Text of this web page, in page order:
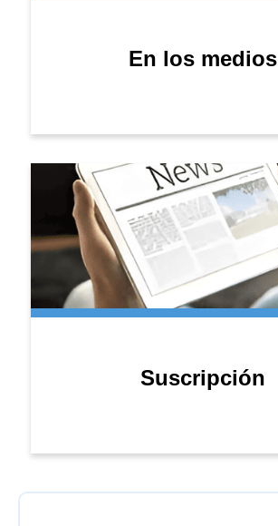
En los medios
Suscripción